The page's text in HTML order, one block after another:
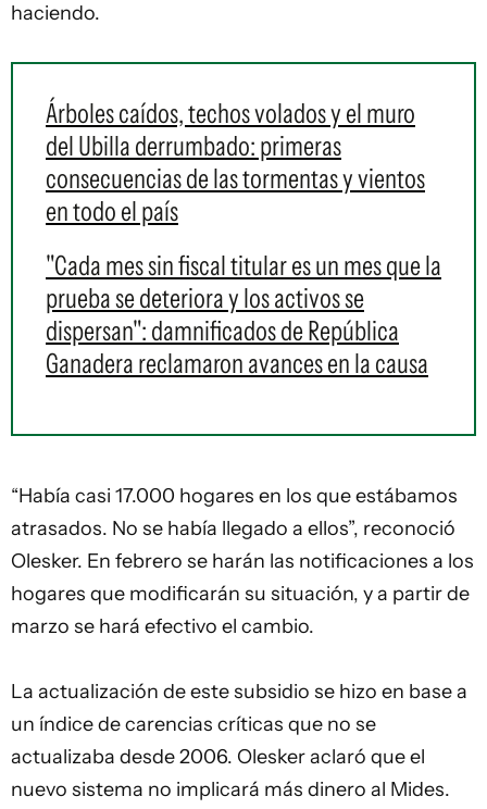
haciendo.
Árboles caídos, techos volados y el muro
del Ubilla derrumbado: primeras
consecuencias de las tormentas y vientos
en todo el país
"Cada mes sin fiscal titular es un mes que la
prueba se deteriora y los activos se
dispersan": damnificados de República
Ganadera reclamaron avances en la causa
“Había casi 17.000 hogares en los que estábamos
atrasados. No se había llegado a ellos”, reconoció
Olesker. En febrero se harán las notificaciones a los
hogares que modificarán su situación, y a partir de
marzo se hará efectivo el cambio.
La actualización de este subsidio se hizo en base a
un índice de carencias críticas que no se
actualizaba desde 2006. Olesker aclaró que el
nuevo sistema no implicará más dinero al Mides.